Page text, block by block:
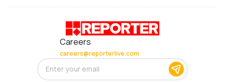
Careers
careers@reporterlive.com